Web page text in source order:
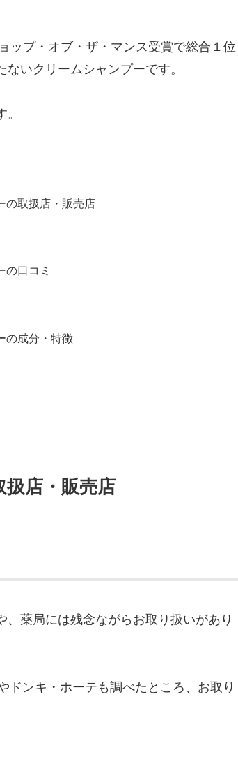
ップ・オブ・ザ・マンス受賞で総合１位
いクリームシャンプーです。
の取扱店・販売店
口コミ
の成分・特徴
店・販売店
薬局には残念ながらお取り扱いがあり
ドンキ・ホーテも調べたところ、お取り